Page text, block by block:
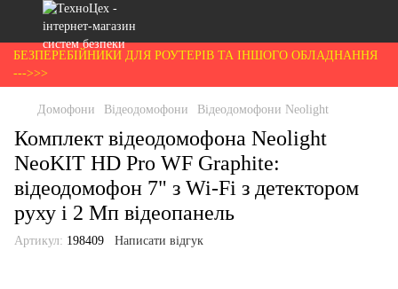
БЕЗПЕРЕБІЙНИКИ ДЛЯ РОУТЕРІВ ТА ІНШОГО ОБЛАДНАННЯ
--->>>
Домофони Відеодомофони Відеодомофони Neolight
Комплект відеодомофона Neolight
NeoKIT HD Pro WF Graphite:
відеодомофон 7" з Wi-Fi з детектором
руху і 2 Мп відеопанель
Артикул: 198409 Написати відгук